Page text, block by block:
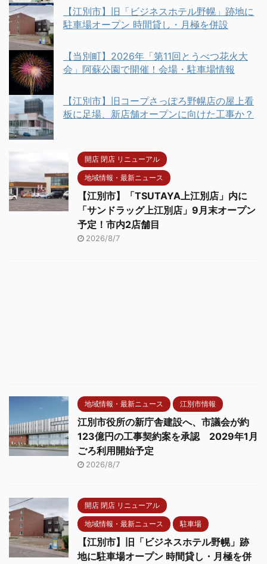
【江別市】旧「ビジネスホテル野幌」跡地に
駐車場オープン 時間貸し・月極を併設
【当別町】2026年「第11回とうべつ花火大
会」阿蘇公園で開催！会場・駐車場情報
【江別市】旧コープさっぽろ野幌店の屋上看
板に足場、新店舗オープンに向けた工事か？
開店 閉店 リニューアル
地域情報・最新ニュース
【江別市】「TSUTAYA上江別店」内に
「サンドラッグ上江別店」9月末オープン
予定！市内2店舗目
2026/8/7
地域情報・最新ニュース 江別市情報
江別市役所の新庁舎建設へ、市議会が約
123億円の工事契約案を承認 2029年1月
ごろ利用開始予定
2026/8/7
開店 閉店 リニューアル
地域情報・最新ニュース 駐車場
【江別市】旧「ビジネスホテル野幌」跡
地に駐車場オープン 時間貸し・月極を併